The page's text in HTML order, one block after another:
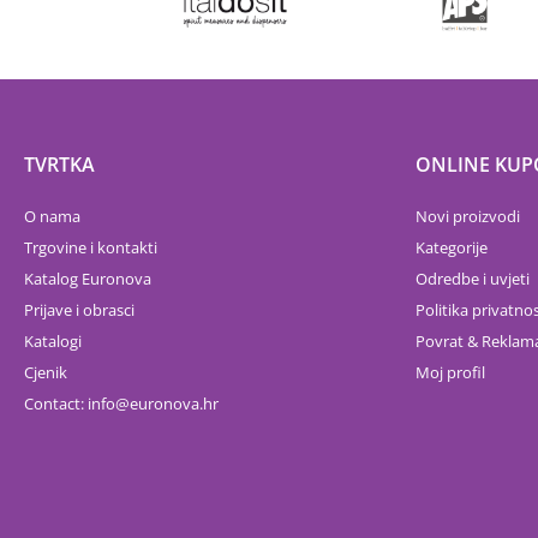
TVRTKA
O nama
Trgovine i kontakti
Katalog Euronova
Prijave i obrasci
Katalogi
Cjenik
Contact: info euronova.hr
ONLINE
Novi proizvodi
Kategorije
Odredbe i uvjeti
Politika
Povrat &
Moj profil